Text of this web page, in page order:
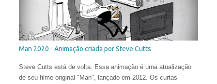
Man 2020 - Animação criada por Steve Cutts
Steve Cutts está de volta. Essa animação é uma atualização
de seu filme original "Man", lançado em 2012. Os curtas